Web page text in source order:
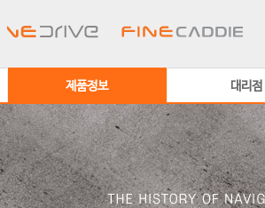
제품정보 대리점